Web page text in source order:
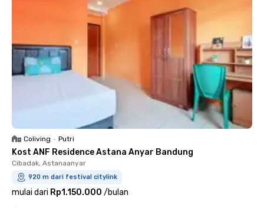
Coliving • Putri
Kost ANF Residence Astana Anyar Bandung
Cibadak, Astanaanyar
920 m dari festival citylink
mulai dari Rp1.150.000 /bulan